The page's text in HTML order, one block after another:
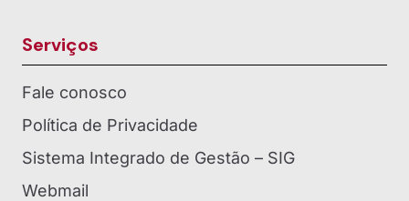
Serviços
Fale conosco
Política de Privacidade
Sistema Integrado de Gestão – SIG
Webmail